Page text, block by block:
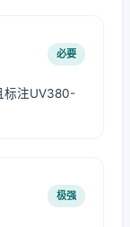
必要
标注UV380-
极强